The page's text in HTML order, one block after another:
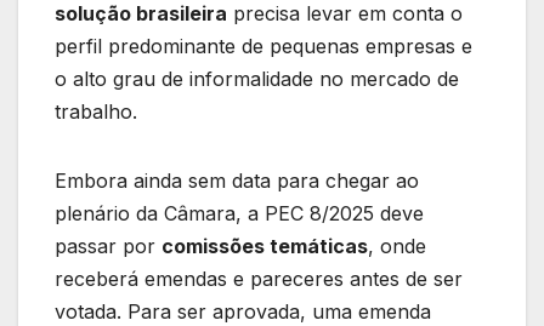
solução brasileira precisa levar em conta o
perfil predominante de pequenas empresas e
o alto grau de informalidade no mercado de
trabalho.
Embora ainda sem data para chegar ao
plenário da Câmara, a PEC 8/2025 deve
passar por comissões temáticas, onde
receberá emendas e pareceres antes de ser
votada. Para ser aprovada, uma emenda